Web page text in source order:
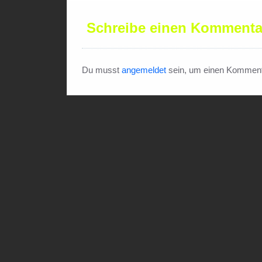
Schreibe einen
Du musst angemeldet sein, um einen